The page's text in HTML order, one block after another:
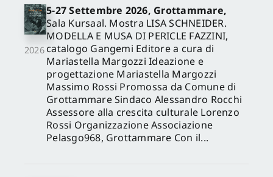
2026
5-27 Settembre 2026, Grottammare,
Sala Kursaal. Mostra LISA SCHNEIDER.
MODELLA E MUSA DI PERICLE FAZZINI,
catalogo Gangemi Editore a cura di
Mariastella Margozzi Ideazione e
progettazione Mariastella Margozzi
Massimo Rossi Promossa da Comune di
Grottammare Sindaco Alessandro Rocchi
Assessore alla crescita culturale Lorenzo
Rossi Organizzazione Associazione
Pelasgo968, Grottammare Con il...